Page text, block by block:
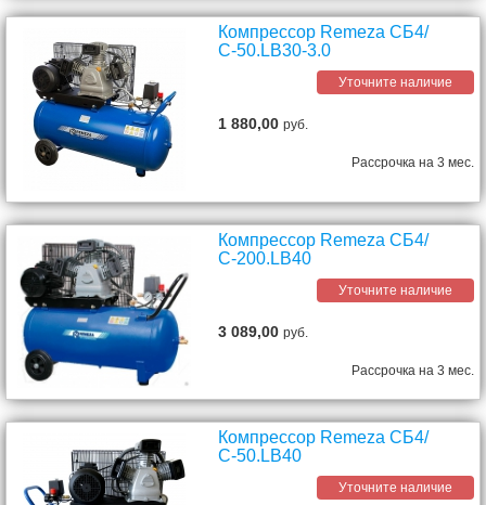
Компрессор Remeza СБ4/
С-50.LB30-3.0
Уточните наличие
1 880,00руб.
Рассрочка на 3 мес.
Компрессор Remeza СБ4/
С-200.LB40
Уточните наличие
3 089,00руб.
Рассрочка на 3 мес.
Компрессор Remeza СБ4/
С-50.LB40
Уточните наличие